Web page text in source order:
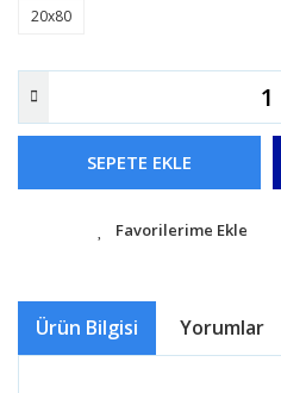
20x80
SEPETE EKLE
Ürün Bilgisi Yorumlar